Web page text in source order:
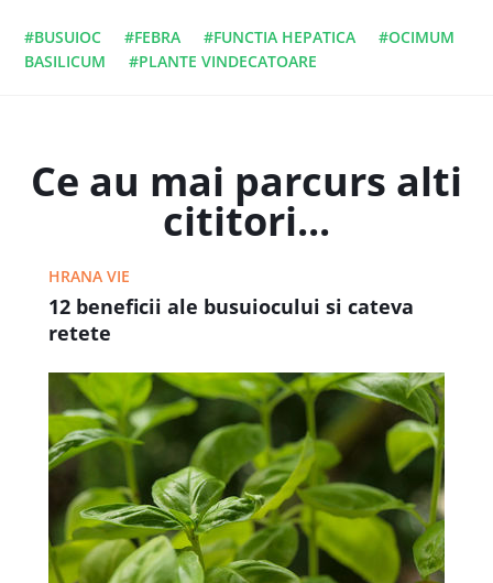
#BUSUIOC #FEBRA #FUNCTIA HEPATICA
#OCIMUM
BASILICUM
#PLANTE VINDECATOARE
Ce au mai parcurs alti
cititori...
HRANA VIE
12 beneficii ale busuiocului si cateva
retete